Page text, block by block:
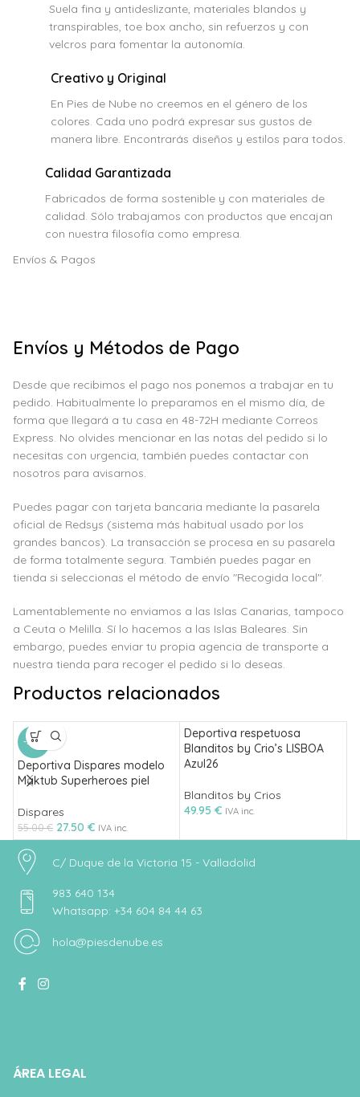
Suela fina y antideslizante, materiales blandos y
transpirables, toe box ancho, sin refuerzos y con
velcros para fomentar la autonomía.
Creativo y Original
En Pies de Nube no creemos en el género de los
colores. Cada uno podrá expresar sus gustos de
manera libre. Encontrarás diseños y estilos para todos.
Calidad Garantizada
Fabricados de forma sostenible y con materiales de
calidad. Sólo trabajamos con productos que encajan
con nuestra filosofía como empresa.
Envíos & Pagos
Envíos y Métodos de Pago
Desde que recibimos el pago nos ponemos a trabajar en tu
pedido. Habitualmente lo preparamos en el mismo día, de
forma que llegará a tu casa en 48-72H mediante Correos
Express. No olvides mencionar en las notas del pedido si lo
necesitas con urgencia, también puedes contactar con
nosotros para avisarnos.
Puedes pagar con tarjeta bancaria mediante la pasarela
oficial de Redsys (sistema más habitual usado por los
grandes bancos). La transacción se procesa en su pasarela
de forma totalmente segura. También puedes pagar en
tienda si seleccionas el método de envío "Recogida local".
Lamentablemente no enviamos a las Islas Canarias, tampoco
a Ceuta o Melilla. Sí lo hacemos a las Islas Baleares. Sin
embargo, puedes enviar tu propia agencia de transporte a
nuestra tienda para recoger el pedido si lo deseas.
Productos relacionados
-50%
Deportiva Dispares modelo
Maktub Superheroes piel
Dispares
55.00€ 27.50 € IVA inc.
Deportiva respetuosa
Blanditos by Crio’s LISBOA
Azul26
Blanditos by Crios
49.95 € IVA inc.
C/ Duque de la Victoria 15 - Valladolid
983 640 134
Whatsapp: +34 604 84 44 63
hola@piesdenube.es
ÁREA LEGAL